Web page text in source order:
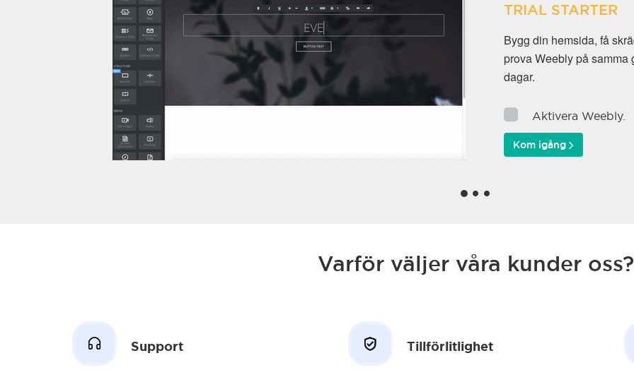
TRIAL STARTER
Bygg din hemsida, få skräddarsydd e-postadress (@dindomän) och
prova Weebly på samma gång. Testversionen är tillgänglig i 30
Aktivera Weebly.
Kom igång
Varför väljer våra kunder oss?
Support Tillförlitlighet